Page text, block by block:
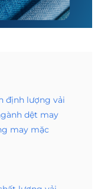
định lượng vải
dệt may
may mặc